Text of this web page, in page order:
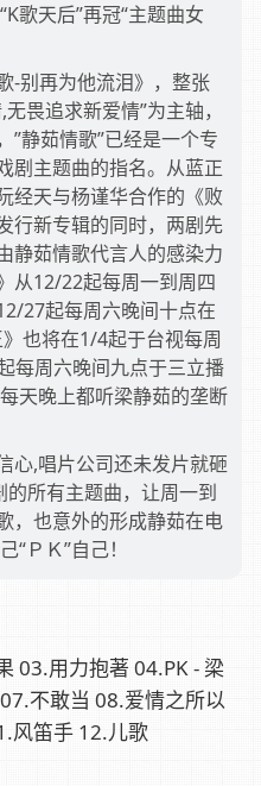
歌天后”再冠“主题曲女
-别再为他流泪》，整张
畏追求新爱情”为主轴，
”静茹情歌”已经是一个专
剧主题曲的指名。从蓝正
经天与杨谨华合作的《败
行新专辑的同时，两剧先
静茹情歌代言人的感染力
从12/22起每周一到周四
27起每周六晚间十点在
也将在1/4起于台视每周
每周六晚间九点于三立播
天晚上都听梁静茹的垄断
心,唱片公司还未发片就砸
所有主题曲，让周一到
，也意外的形成静茹在电
ＰＫ”自己！
03.用力抱著 04.PK - 梁
不敢当 08.爱情之所以
风笛手 12.儿歌